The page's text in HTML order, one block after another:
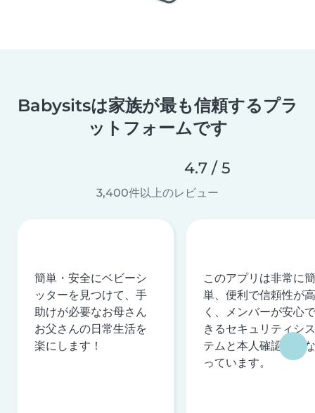
Babysitsは家族が最も信頼するプラ
ットフォームです
4.7 / 5
3,400件以上のレビュー
簡単・安全にベビーシ
ッターを見つけて、手
助けが必要なお母さん
お父さんの日常生活を
楽にします！
このアプリは非常に簡
単、便利で信頼性が高
く、メンバーが安心で
きるセキュリティシス
テムと本人確認を行な
っています。